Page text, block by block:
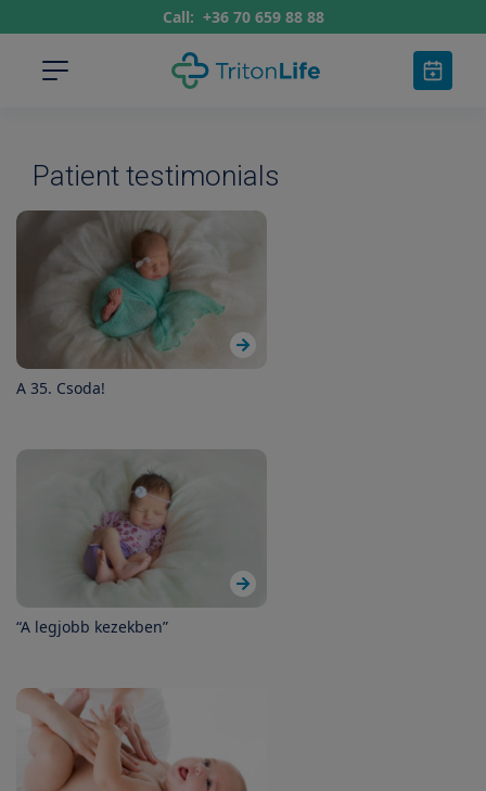
Call: +36 70 659 88 88
Patient testimonials
A 35. Csoda!
“A legjobb kezekben”